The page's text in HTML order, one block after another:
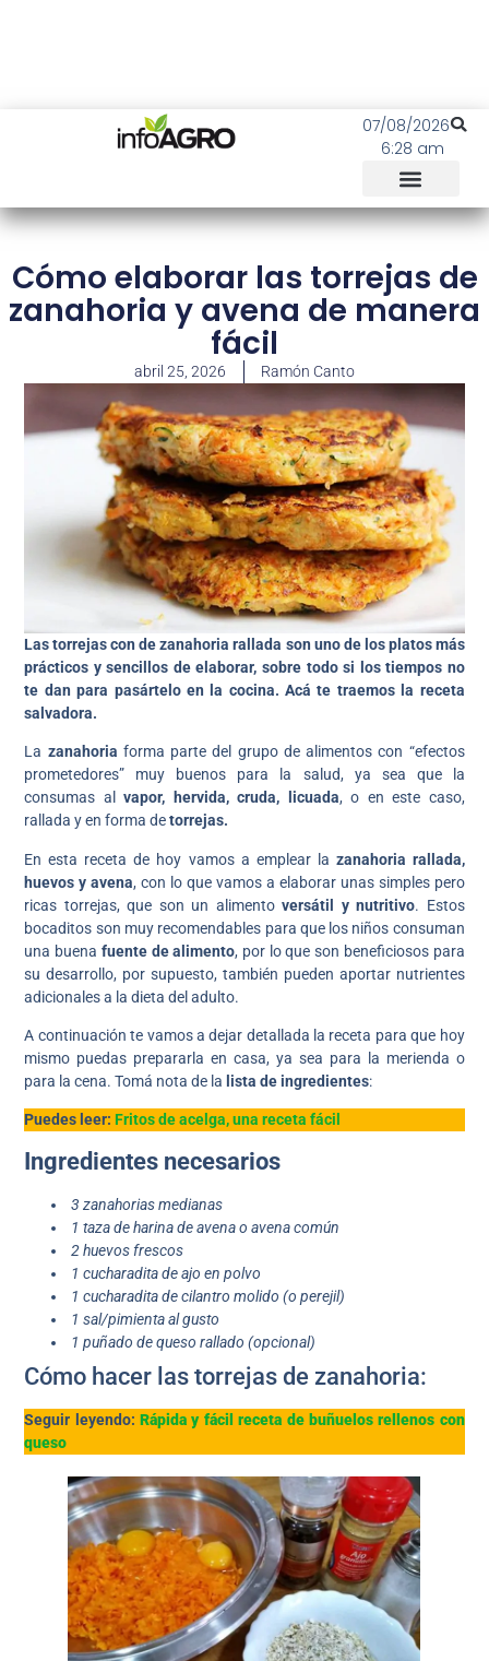
07/08/2026
6:28 am
Cómo elaborar las torrejas de
zanahoria y avena de manera
fácil
abril 25, 2026 Ramón Canto
Las torrejas con de zanahoria rallada son uno de los platos más
prácticos y sencillos de elaborar, sobre todo si los tiempos no
te dan para pasártelo en la cocina. Acá te traemos la receta
salvadora.
La zanahoria forma parte del grupo de alimentos con “efectos
prometedores” muy buenos para la salud, ya sea que la
consumas alvapor, hervida, cruda, licuada, o en este caso,
rallada y en forma detorrejas.
En esta receta de hoy vamos a emplear la zanahoria rallada,
huevos y avena, con lo que vamos a elaborar unas simples pero
ricas torrejas, que son un alimentoversátil y nutritivo. Estos
bocaditos son muy recomendables para que los niños consuman
una buena fuente de alimento, por lo que son beneficiosos para
su desarrollo, por supuesto, también pueden aportar nutrientes
adicionales a la dieta del adulto.
A continuación te vamos a dejar detallada la receta para que hoy
mismo puedas prepararla en casa, ya sea para la merienda o
para la cena. Tomá nota de la lista de ingredientes:
Puedes leer:Fritos de acelga, una receta fácil
Ingredientes necesarios
3 zanahorias medianas
1 taza de harina de avena o avena común
2 huevos frescos
1 cucharadita de ajo en polvo
1 cucharadita de cilantro molido (o perejil)
1 sal/pimienta al gusto
1 puñado de queso rallado (opcional)
Cómo hacer las torrejas de zanahoria:
Seguir leyendo:Rápida y fácil receta de buñuelos rellenos con
queso